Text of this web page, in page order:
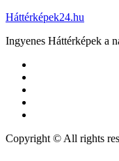
Háttérképek24.hu
Ingyenes Háttérképek a
Copyright © All rights